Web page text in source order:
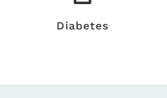
Diabetes